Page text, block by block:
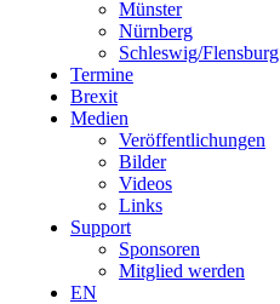
Münster
Nürnberg
Schleswig/Flensburg
Termine
Brexit
Medien
Veröffentlichungen
Bilder
Videos
Links
Support
Sponsoren
Mitglied werden
EN